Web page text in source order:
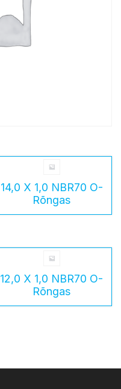
14,0 X 1,0 NBR70 O-
Rõngas
12,0 X 1,0 NBR70 O-
Rõngas